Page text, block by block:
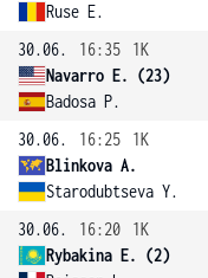
Ruse E.
30.06.
16:35
1K
Navarro E. (23)
Badosa P.
30.06.
16:25
1K
Blinkova A.
Starodubtseva Y.
30.06.
16:20
1K
Rybakina E. (2)